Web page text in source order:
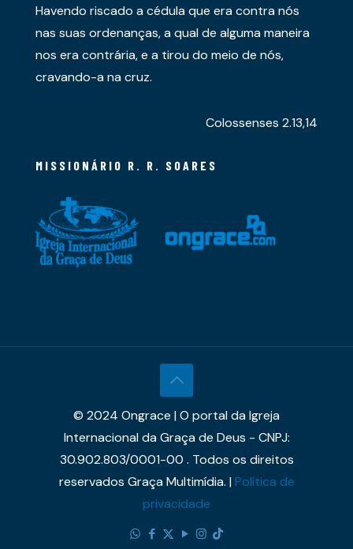
Havendo riscado a cédula que era contra nós
nas suas ordenanças, a qual de alguma maneira
nos era contrária, e a tirou do meio de nós,
cravando-a na cruz.
Colossenses 2.13,14
MISSIONÁRIO R. R. SOARES
© 2024 Ongrace | O portal da Igreja
Internacional da Graça de Deus - CNPJ:
30.902.803/0001-00 . Todos os direitos
reservados Graça Multimídia. |Política de
privacidade